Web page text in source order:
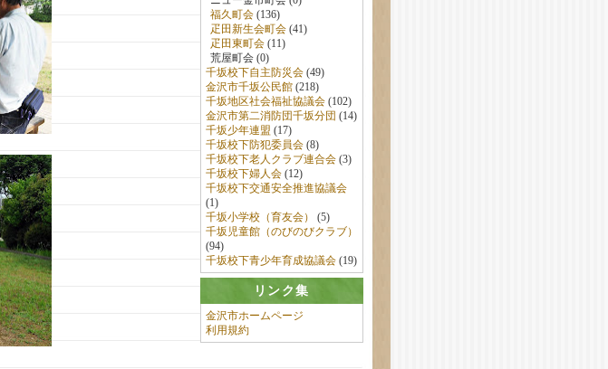
福久町会(136)
疋田新生会町会(41)
疋田東町会(11)
荒屋町会 (0)
千坂校下自主防災会(49)
金沢市千坂公民館(218)
千坂地区社会福祉協議会(102)
金沢市第二消防団千坂分団 (14)
千坂少年連盟 (17)
千坂校下防犯委員会(8)
千坂校下老人クラブ連合会(3)
千坂校下婦人会(12)
千坂校下交通安全推進協議会
(1)
千坂小学校（育友会）
(5)
千坂児童館（のびのびクラブ）
(94)
千坂校下青少年育成協議会(19)
リンク集
金沢市ホームページ
利用規約